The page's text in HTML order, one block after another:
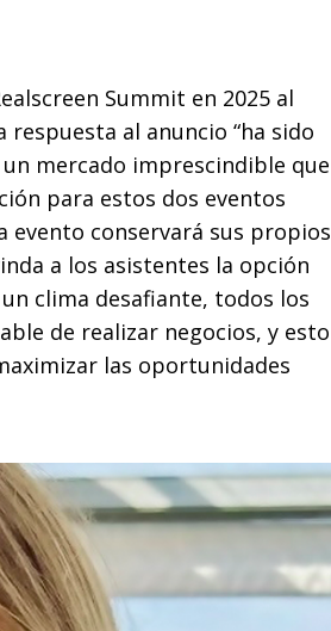
Summit en 2025 al
al anuncio “ha sido
mercado imprescindible que
para estos dos eventos
evento conservará sus propios
a los asistentes la opción
clima desafiante, todos los
de realizar negocios, y esto
las oportunidades